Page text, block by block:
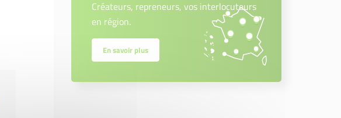
Créateurs, repreneurs, vos interlocuteurs
en région.
En savoir plus